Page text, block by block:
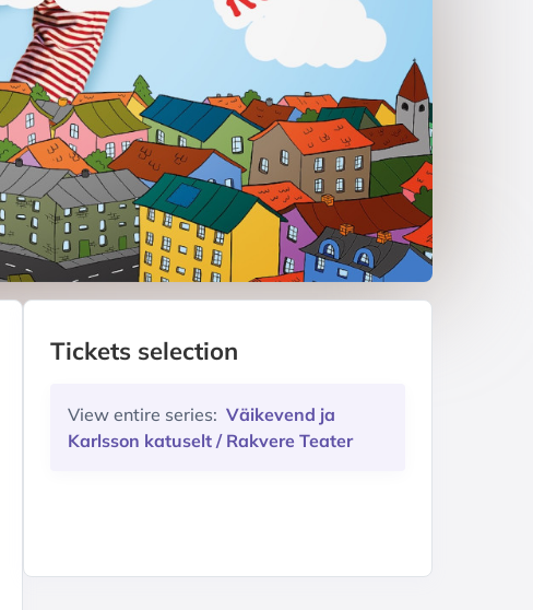
Tickets selection
View entire series: Väikevend ja
Karlsson katuselt / Rakvere Teater